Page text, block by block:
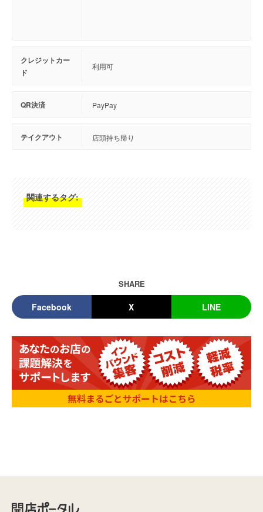
クレジットカー
ド
利用可
QR決済 PayPay
テイクアウト 店頭持ち帰り
関連するタグ:
SHARE
Facebook X LINE